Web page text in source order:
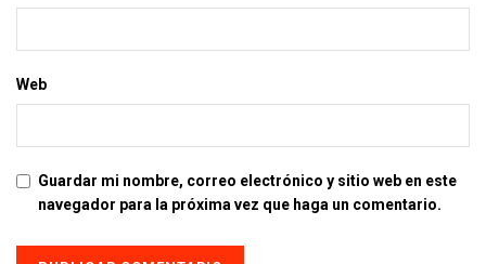
Web
Guardar mi nombre, correo electrónico y sitio web en este
navegador para la próxima vez que haga un comentario.